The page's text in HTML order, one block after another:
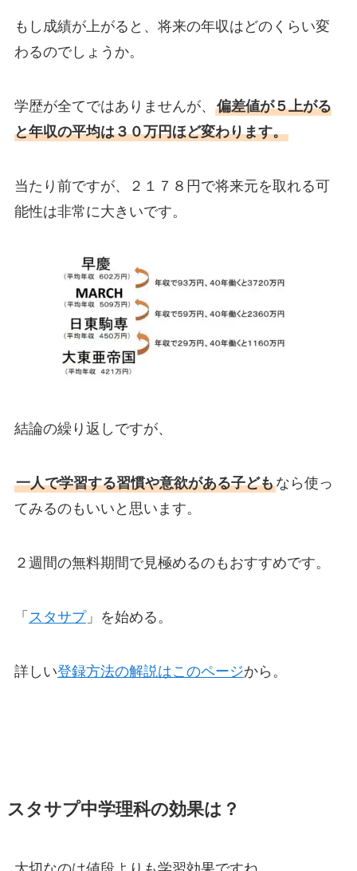
もし成績が上がると、将来の年収はどのくらい変
わるのでしょうか。
学歴が全てではありませんが、 偏差値が５上がる
と年収の平均は３０万円ほど変わります。
当たり前ですが、２１７８円で将来元を取れる可
能性は非常に大きいです。
結論の繰り返しですが、
一人で学習する習慣や意欲がある子どもなら使っ
てみるのもいいと思います。
２週間の無料期間で見極めるのもおすすめです。
「 スタサプ」を始める。
詳しい登録方法の解説はこのページから。
スタサプ中学理科の効果は？